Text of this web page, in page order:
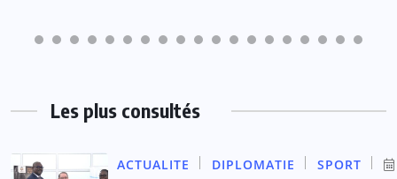
Les plus consultés
ACTUALITE DIPLOMATIE SPORT